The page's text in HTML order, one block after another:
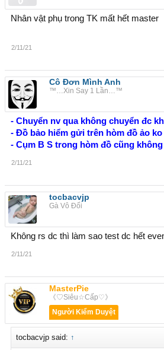
Nhân vật phụ trong TK mất hết master
2/11/21
Cô Đơn Mình Anh
™…Xin Say 1 Lần…™
- Chuyển nv qua không chuyển đc
- Đồ bảo hiểm gửi trên hòm đồ ảo ko
- Cụm B S trong hòm đồ cũng
2/11/21
tocbacvjp
Gà Vô Đối
Không rs dc thì làm sao test dc hết
2/11/21
MasterPie
《♡Siêu☆Cấp♡》
Người Kiểm Duyệt
tocbacvjp said: ↑